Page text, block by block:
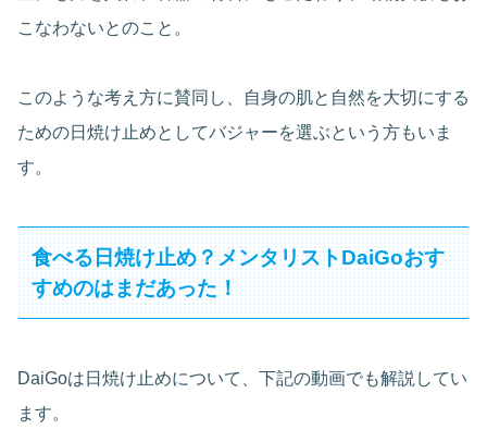
こなわないとのこと。
このような考え方に賛同し、自身の肌と自然を大切にする
ための日焼け止めとしてバジャーを選ぶという方もいま
す。
食べる日焼け止め？メンタリストDaiGoおす
すめのはまだあった！
DaiGoは日焼け止めについて、下記の動画でも解説してい
ます。